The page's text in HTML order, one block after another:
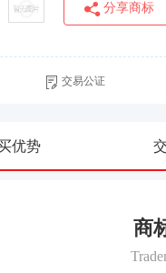
分享商标
交易公证
优势
商